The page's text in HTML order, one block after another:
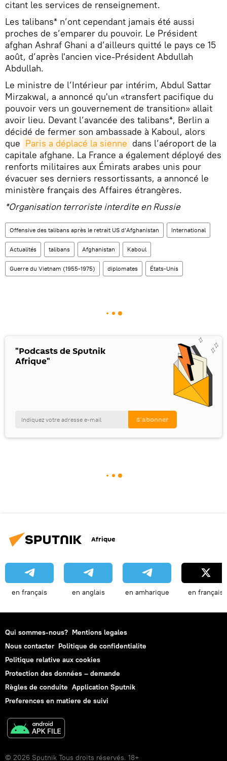
citant les services de renseignement.
Les talibans* n’ont cependant jamais été aussi
proches de s’emparer du pouvoir. Le Président
afghan Ashraf Ghani a d’ailleurs quitté le pays ce 15
août, d’après l'ancien vice-Président Abdullah
Abdullah.
Le ministre de l’Intérieur par intérim, Abdul Sattar
Mirzakwal, a annoncé qu'un «transfert pacifique du
pouvoir vers un gouvernement de transition» allait
avoir lieu. Devant l’avancée des talibans*, Berlin a
décidé de fermer son ambassade à Kaboul, alors
que Paris a déplacé la sienne dans l’aéroport de la
capitale afghane. La France a également déployé des
renforts militaires aux Émirats arabes unis pour
évacuer ses derniers ressortissants, a annoncé le
ministère français des Affaires étrangères.
*Organisation terroriste interdite en Russie
Offensive des talibans après le retrait US d’Afghanistan International
Actualités talibans Afghanistan Kaboul
Guerre du Vietnam (1955-1975) diplomates États-Unis
"Podcasts de Sputnik
Afrique"
Afrique
en français en anglais en amharique en français
Qui sommes-nous? Mentions legales
Nous contacter Politique de confidentialite
Politique relative aux cookies
Protection des données – demande
Règles de conduite Application Sputnik
Preferences en matiere de suivi
© 2026 Sputnik Tous droits réservés. 18+